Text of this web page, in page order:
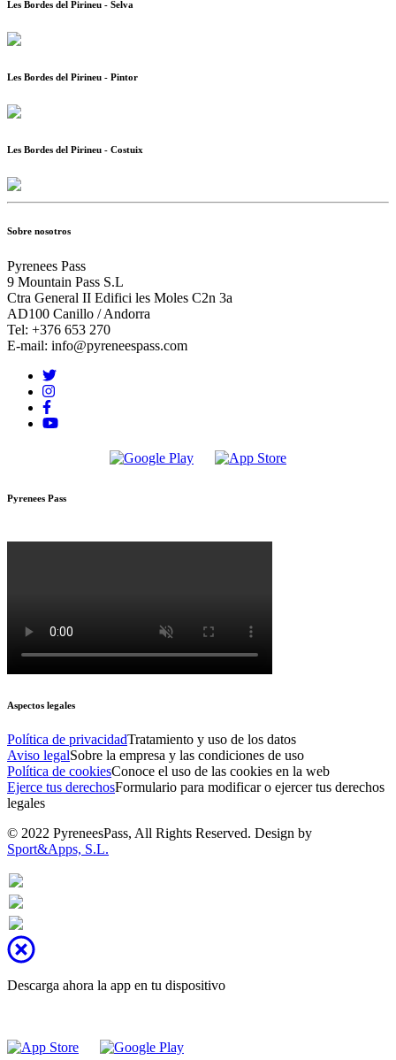
Les Bordes del Pirineu - Selva
Les Bordes del Pirineu - Pintor
Les Bordes del Pirineu - Costuix
Sobre nosotros
Pyrenees Pass
9 Mountain Pass S.L
Ctra General II Edifici les Moles C2n 3a
AD100 Canillo / Andorra
Tel: +376 653 270
E-mail: info@pyreneespass.com
Pyrenees Pass
Aspectos legales
Política de privacidadTratamiento y uso de los datos
Aviso legalSobre la empresa y las condiciones de uso
Política de cookiesConoce el uso de las cookies en la web
Ejerce tus derechosFormulario para modificar o ejercer tus derechos
legales
© 2022 PyreneesPass, All Rights Reserved. Design by
Sport&Apps, S.L.
Descarga ahora la app en tu dispositivo